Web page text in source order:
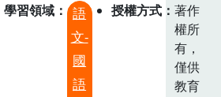
學習領域
語
文-
國
語
授權方式
著作
權所
有，
僅供
教育